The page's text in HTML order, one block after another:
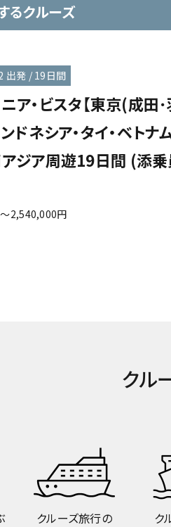
るクルーズ
出発 / 19日間
ア・ビスタ【東京(成田
ドネシア・タイ・ベトナ
アジア周遊19日間 (添
2,540,000円
クル
クルーズ旅行の
ク